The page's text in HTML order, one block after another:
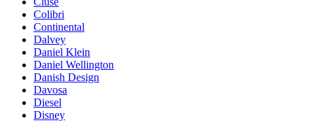
Colibri
Continental
Dalvey
Daniel Klein
Daniel Wellington
Danish Design
Davosa
Diesel
Disney